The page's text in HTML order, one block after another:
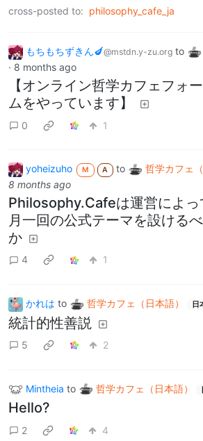
cross-posted to: philosophy_cafe_ja
もちもちずきん🍆@mstdn.y-zu.org to
· 8 months ago
【オンライン哲学カフェフォ
ムをやっています】
0 1
yoheizuho M A to 哲学カフェ（
8 months ago
Philosophy.Cafeは運営によっ
月一回の公式テーマを設ける
か
4 1
かれは to 哲学カフェ（日本語） 日
統計的性善説
5 2
Mintheia to 哲学カフェ（日本語）
Hello?
2 4